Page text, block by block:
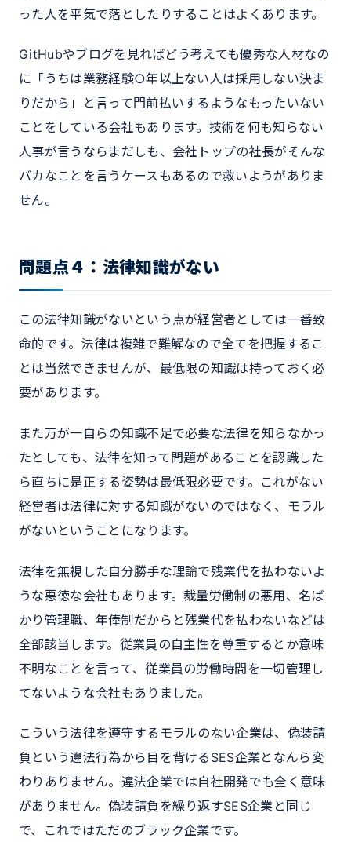
った人を平気で落としたりすることはよくあります。
GitHubやブログを見ればどう考えても優秀な人材なの
に「うちは業務経験○年以上ない人は採用しない決ま
りだから」と言って門前払いするようなもったいない
ことをしている会社もあります。技術を何も知らない
人事が言うならまだしも、会社トップの社長がそんな
バカなことを言うケースもあるので救いようがありま
せん。
問題点４：法律知識がない
この法律知識がないという点が経営者としては一番致
命的です。法律は複雑で難解なので全てを把握するこ
とは当然できませんが、最低限の知識は持っておく必
要があります。
また万が一自らの知識不足で必要な法律を知らなかっ
たとしても、法律を知って問題があることを認識した
ら直ちに是正する姿勢は最低限必要です。これがない
経営者は法律に対する知識がないのではなく、モラル
がないということになります。
法律を無視した自分勝手な理論で残業代を払わないよ
うな悪徳な会社もあります。裁量労働制の悪用、名ば
かり管理職、年俸制だからと残業代を払わないなどは
全部該当します。従業員の自主性を尊重するとか意味
不明なことを言って、従業員の労働時間を一切管理し
てないような会社もありました。
こういう法律を遵守するモラルのない企業は、偽装請
負という違法行為から目を背けるSES企業となんら変
わりありません。違法企業では自社開発でも全く意味
がありません。偽装請負を繰り返すSES企業と同じ
で、これではただのブラック企業です。